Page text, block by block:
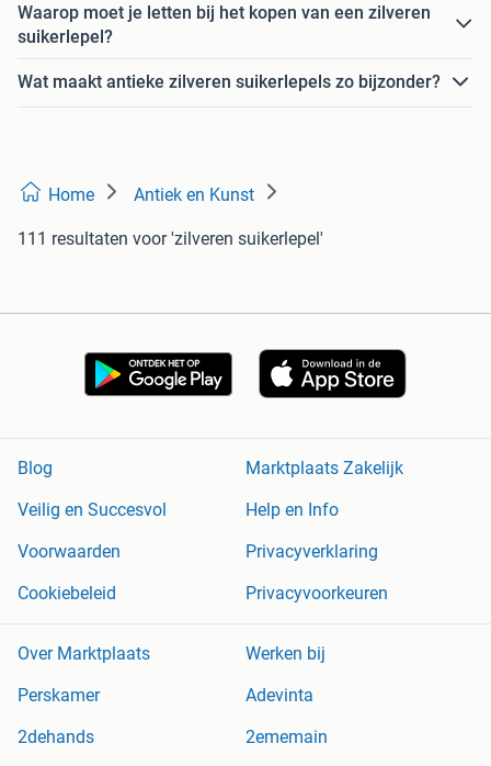
Waarop moet je letten bij het kopen van een zilveren
suikerlepel?
Wat maakt antieke zilveren suikerlepels zo bijzonder?
Home Antiek en Kunst
111 resultaten voor 'zilveren suikerlepel'
Blog
Marktplaats Zakelijk
Veilig en Succesvol
Help en Info
Voorwaarden
Privacyverklaring
Cookiebeleid
Privacyvoorkeuren
Over Marktplaats
Werken bij
Perskamer
Adevinta
2dehands
2ememain